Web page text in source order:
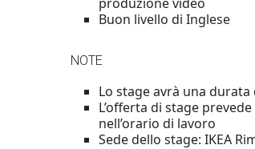
Buon livello di Inglese
NOTE
Lo stage avrà una durata
L’offerta di stage
nell’orario di lavoro
Sede dello stage: IKEA